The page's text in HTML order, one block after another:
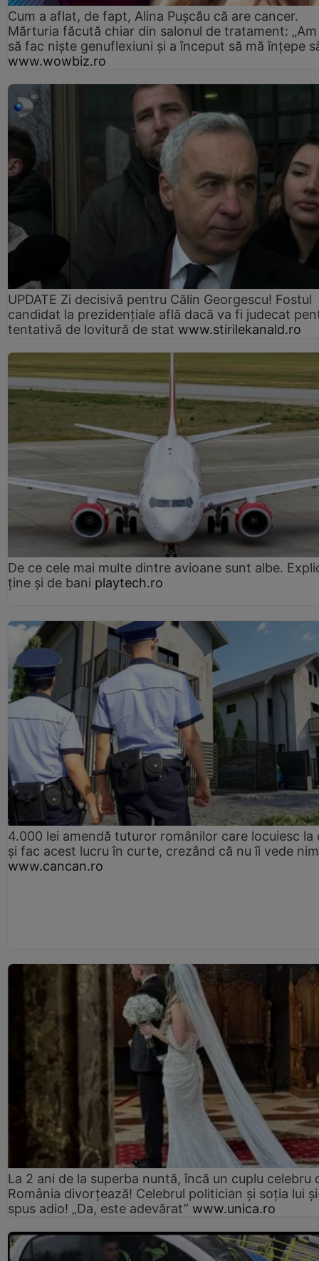
Cum a aflat, de fapt, Alina Pușcău că are cancer.
Mărturia făcută chiar din salonul de tratament:
să fac niște genuflexiuni și a început să mă înțepe
www.wowbiz.ro
UPDATE Zi decisivă pentru Călin Georgescu! Fostul
candidat la prezidențiale află dacă va fi judecat
tentativă de lovitură de stat www.stirilekanald.ro
De ce cele mai multe dintre avioane sunt albe.
ține și de bani playtech.ro
4.000 lei amendă tuturor românilor care locuiesc la
și fac acest lucru în curte, crezând că nu îi vede
www.cancan.ro
La 2 ani de la superba nuntă, încă un cuplu celebru
România divorțează! Celebrul politician și soția lui
spus adio! „Da, este adevărat” www.unica.ro